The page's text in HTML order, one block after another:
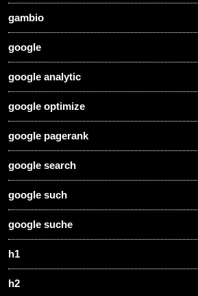
gambio
google
google analytic
google optimize
google pagerank
google search
google such
google suche
h1
h2